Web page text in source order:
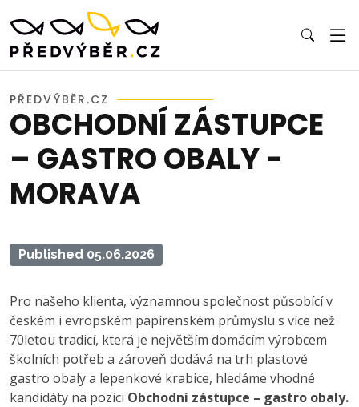
PŘEDVÝBĚR.CZ
OBCHODNÍ ZÁSTUPCE
– GASTRO OBALY -
MORAVA
Published 05.06.2026
Pro našeho klienta, významnou společnost působící v
českém i evropském papírenském průmyslu s více než
70letou tradicí, která je největším domácím výrobcem
školních potřeb a zároveň dodává na trh plastové
gastro obaly a lepenkové krabice, hledáme vhodné
kandidáty na pozici Obchodní zástupce – gastro obaly.